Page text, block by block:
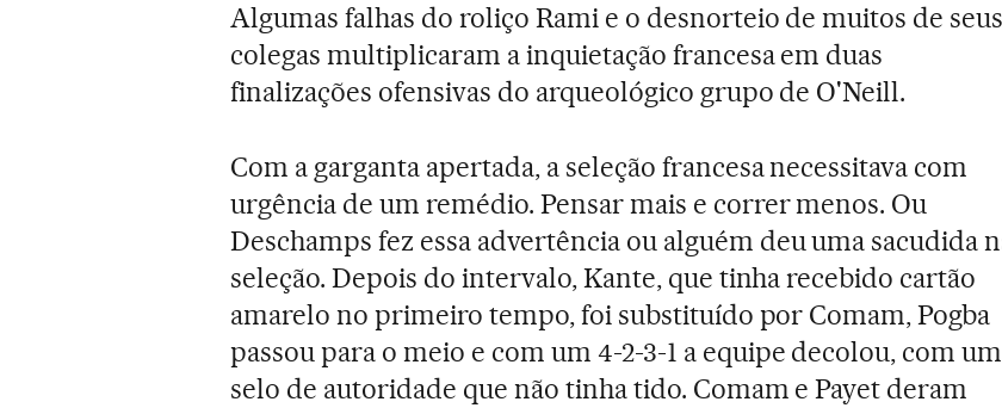
Algumas falhas do roliço Rami e o desnorteio de muitos de seus
colegas multiplicaram a inquietação francesa em duas
finalizações ofensivas do arqueológico grupo de O'Neill.
Com a garganta apertada, a seleção francesa necessitava com
urgência de um remédio. Pensar mais e correr menos. Ou
Deschamps fez essa advertência ou alguém deu uma sacudida
seleção. Depois do intervalo, Kante, que tinha recebido cartão
amarelo no primeiro tempo, foi substituído por Comam, Pogba
passou para o meio e com um 4-2-3-1 a equipe decolou, com um
selo de autoridade que não tinha tido. Comam e Payet deram